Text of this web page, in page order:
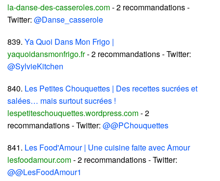
la-danse-des-casseroles.com- 2 recommandations -
Twitter: @Danse_casserole
839. Ya Quoi Dans Mon Frigo |
yaquoidansmonfrigo.fr- 2 recommandations - Twitter:
@SylvieKitchen
840. Les Petites Chouquettes | Des recettes sucrées et
salées… mais surtout sucrées !
lespetiteschouquettes.wordpress.com- 2
recommandations - Twitter: @@PChouquettes
841. Les Food'Amour | Une cuisine faite avec Amour
lesfoodamour.com- 2 recommandations - Twitter:
@@LesFoodAmour1